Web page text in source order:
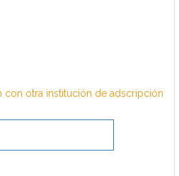
con otra institución de adscripción